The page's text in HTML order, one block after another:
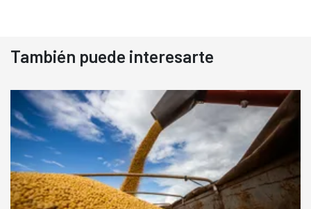
También puede interesarte